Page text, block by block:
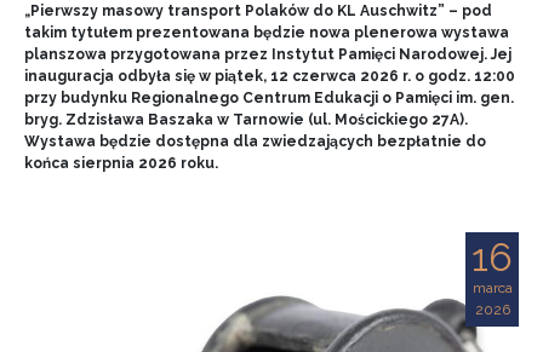
„Pierwszy masowy transport Polaków do KL Auschwitz” – pod
takim tytułem prezentowana będzie nowa plenerowa wystawa
planszowa przygotowana przez Instytut Pamięci Narodowej. Jej
inauguracja odbyła się w piątek, 12 czerwca 2026 r. o godz. 12:00
przy budynku Regionalnego Centrum Edukacji o Pamięci im. gen.
bryg. Zdzisława Baszaka w Tarnowie (ul. Mościckiego 27A).
Wystawa będzie dostępna dla zwiedzających bezpłatnie do
końca sierpnia 2026 roku.
16
marca
2026